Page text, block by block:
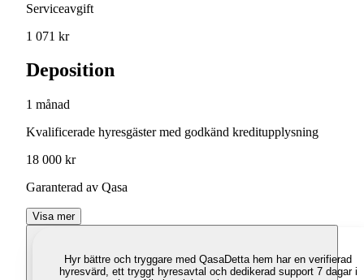
Serviceavgift
1 071 kr
Deposition
1 månad
Kvalificerade hyresgäster med godkänd kreditupplysning
18 000 kr
Garanterad av Qasa
Visa mer
Hyr bättre och tryggare med QasaDetta hem har en verifierad
hyresvärd, ett tryggt hyresavtal och dedikerad support 7 dagar i